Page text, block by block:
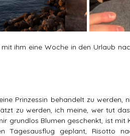
ihm eine Woche in den Urlaub
Prinzessin behandelt zu werden,
zu werden, ich meine, wer tut
grundlos Blumen geschenkt, ist mit
Tagesausflug geplant, Risotto